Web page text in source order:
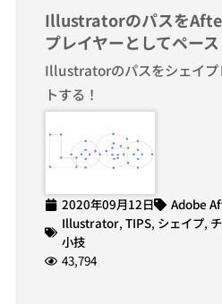
Illustratorのパスを
プレイヤーとしてペース
Illustratorのパスをシェイプ
トする！
2020年09月12日
Adobe
Illustrator, TIPS, シェイプ,
小技
43,794